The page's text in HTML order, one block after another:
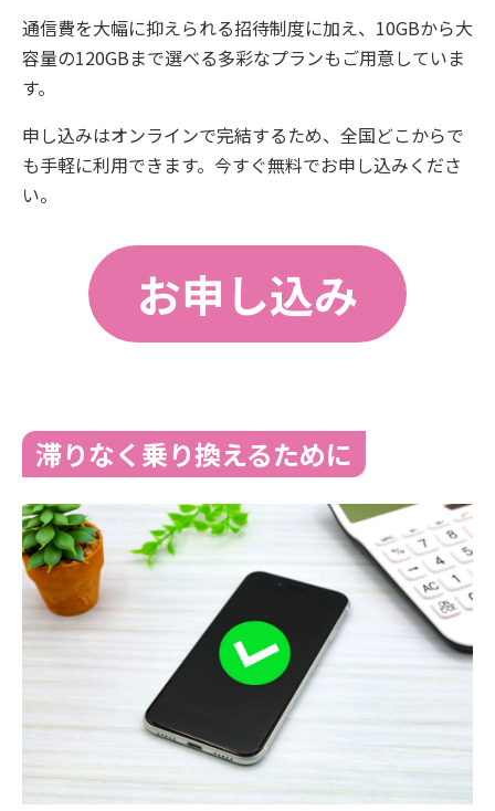
通信費を大幅に抑えられる招待制度に加え、10GBから大
容量の120GBまで選べる多彩なプランもご用意していま
す。
申し込みはオンラインで完結するため、全国どこからで
も手軽に利用できます。今すぐ無料でお申し込みくださ
い。
お申し込み
滞りなく乗り換えるために